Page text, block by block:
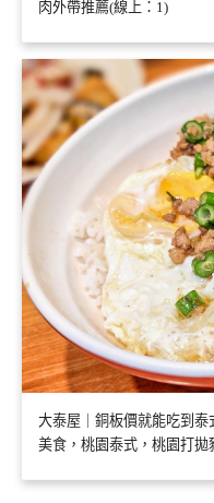
肉外帶推薦(線上：1)
大泰屋｜銅板價就能吃到
美食，桃園泰式，桃園打拋